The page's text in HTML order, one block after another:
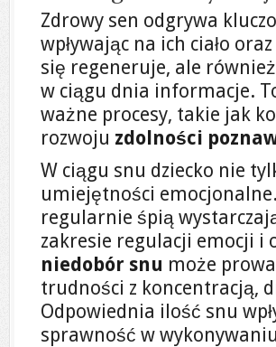
Zdrowy sen odgrywa
wpływając na ich ciało
się regeneruje, ale
w ciągu dnia informacje.
ważne procesy, takie jak
rozwoju zdolności
W ciągu snu dziecko nie
umiejętności
regularnie śpią
zakresie regulacji emocji i
niedobór snu może
trudności z koncentracją,
Odpowiednia ilość snu
sprawność w